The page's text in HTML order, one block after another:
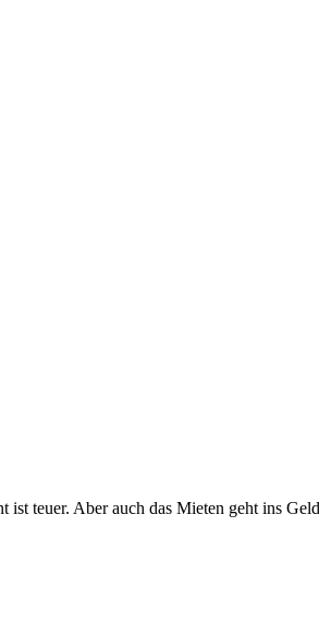
teuer. Aber auch das Mieten geht ins